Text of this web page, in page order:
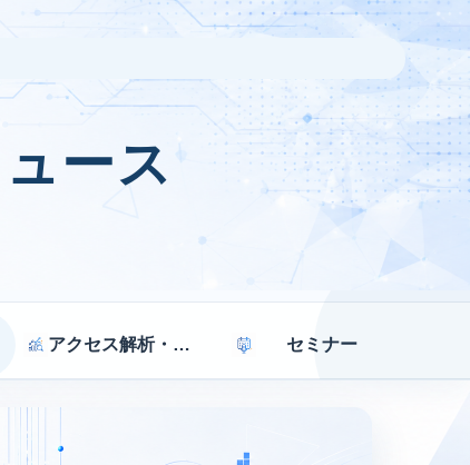
ース
アクセス解析・効果測定 セミナー